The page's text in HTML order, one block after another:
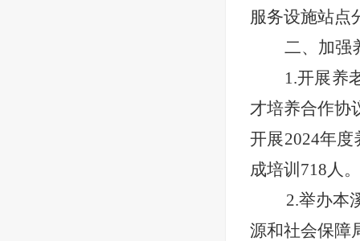
服务设施站点
二、加强
1.开展养
才培养合作协
开展2024年
成培训718人。
2.举办本
源和社会保障